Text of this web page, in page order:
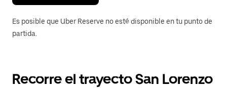
Es posible que Uber Reserve no esté disponible en tu punto de
partida.
Recorre el trayecto San Lorenzo